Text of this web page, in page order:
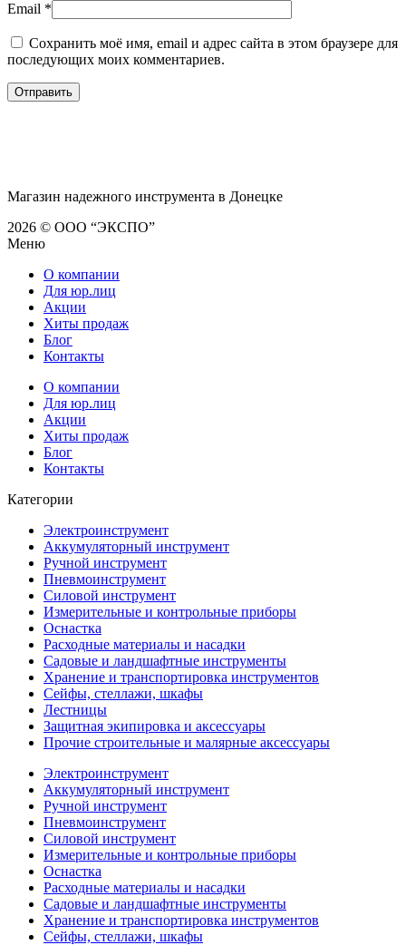
Email *
Сохранить моё имя, email и адрес сайта в этом браузере для
последующих моих комментариев.
Магазин надежного инструмента в Донецке
2026 © ООО “ЭКСПО”
Меню
О компании
Для юр.лиц
Акции
Хиты продаж
Блог
Контакты
О компании
Для юр.лиц
Акции
Хиты продаж
Блог
Контакты
Категории
Электроинструмент
Аккумуляторный инструмент
Ручной инструмент
Пневмоинструмент
Силовой инструмент
Измерительные и контрольные приборы
Оснастка
Расходные материалы и насадки
Садовые и ландшафтные инструменты
Хранение и транспортировка инструментов
Сейфы, стеллажи, шкафы
Лестницы
Защитная экипировка и аксессуары
Прочие строительные и малярные аксессуары
Электроинструмент
Аккумуляторный инструмент
Ручной инструмент
Пневмоинструмент
Силовой инструмент
Измерительные и контрольные приборы
Оснастка
Расходные материалы и насадки
Садовые и ландшафтные инструменты
Хранение и транспортировка инструментов
Сейфы, стеллажи, шкафы